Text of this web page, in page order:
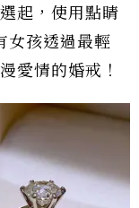
起，使用點睛
女孩透過最輕
愛情的婚戒！